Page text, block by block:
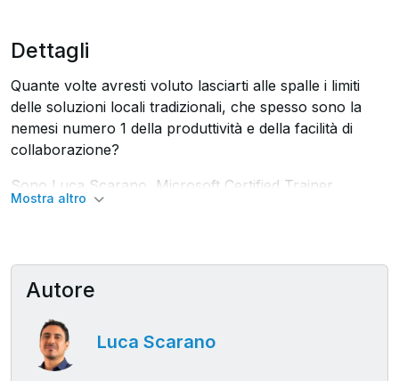
Dettagli
Quante volte avresti voluto lasciarti alle spalle i limiti
delle soluzioni locali tradizionali, che spesso sono la
nemesi numero 1 della produttività e della facilità di
collaborazione?
Sono Luca Scarano, Microsoft Certified Trainer
Regional Lead e, in collaborazione con Corsi.it, ho
Un mondo che segnerà una svolta nella tua carriera
Vedi, questo corso non è solo un'immersione nelle
funzionalità di Microsoft 365, ma una vera e propria
Mostra altro
Autore
Luca Scarano